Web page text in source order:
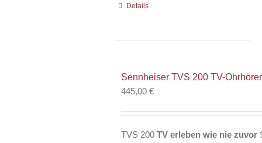
Details
Sennheiser TVS 200 TV-Ohrhörer
445,00 €
TVS 200 TV erleben wie nie zuvor